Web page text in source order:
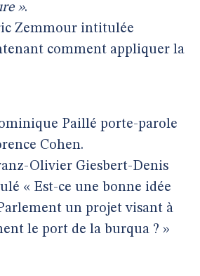
».
Zemmour intitulée
comment appliquer la
Paillé porte-parole
Cohen.
Olivier Giesbert-Denis
« Est-ce une bonne idée
un projet visant à
le port de la burqua ? »